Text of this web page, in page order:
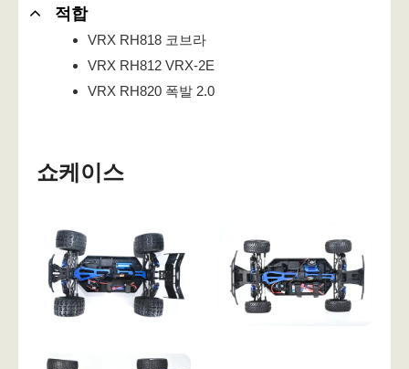
적합
VRX RH818 코브라
VRX RH812 VRX-2E
VRX RH820 폭발 2.0
쇼케이스